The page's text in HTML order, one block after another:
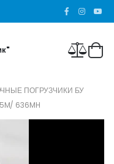
ПОГРУЗЧИКИ БУ
636MH